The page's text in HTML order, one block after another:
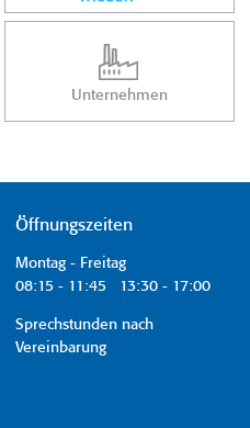
Unternehmen
Öffnungszeiten
Montag - Freitag
08:15 - 11:45 13:30 - 17:00
Sprechstunden nach
Vereinbarung